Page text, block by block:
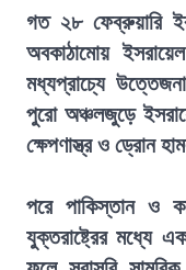
গত ২৮ ফেব্রুয়ারি
অবকাঠামোয়
মধ্যপ্রাচ্যে
পুরো অঞ্চলজুড়ে
ক্ষেপণাস্ত্র ও ড্রোন
পরে পাকিস্তান ও
যুক্তরাষ্ট্রের মধ্যে